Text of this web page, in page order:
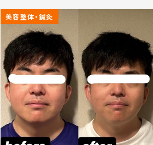
美容整体・鍼灸